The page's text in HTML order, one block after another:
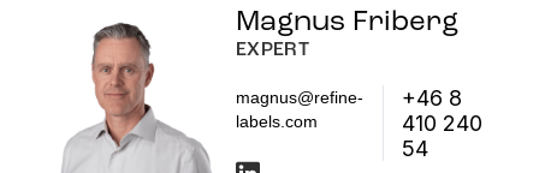
Magnus Friberg
EXPERT
magnus@refine-
labels.com
+46 8
410 240
54